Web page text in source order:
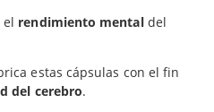
el rendimiento mentaldel
estas cápsulas con el fin
del cerebro.